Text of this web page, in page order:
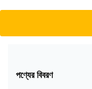
পণ্যের বিবরণ